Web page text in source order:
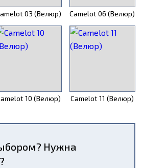
03 (Велюр) Camelot 06 (Велюр)
10 (Велюр) Camelot 11 (Велюр)
Нужна